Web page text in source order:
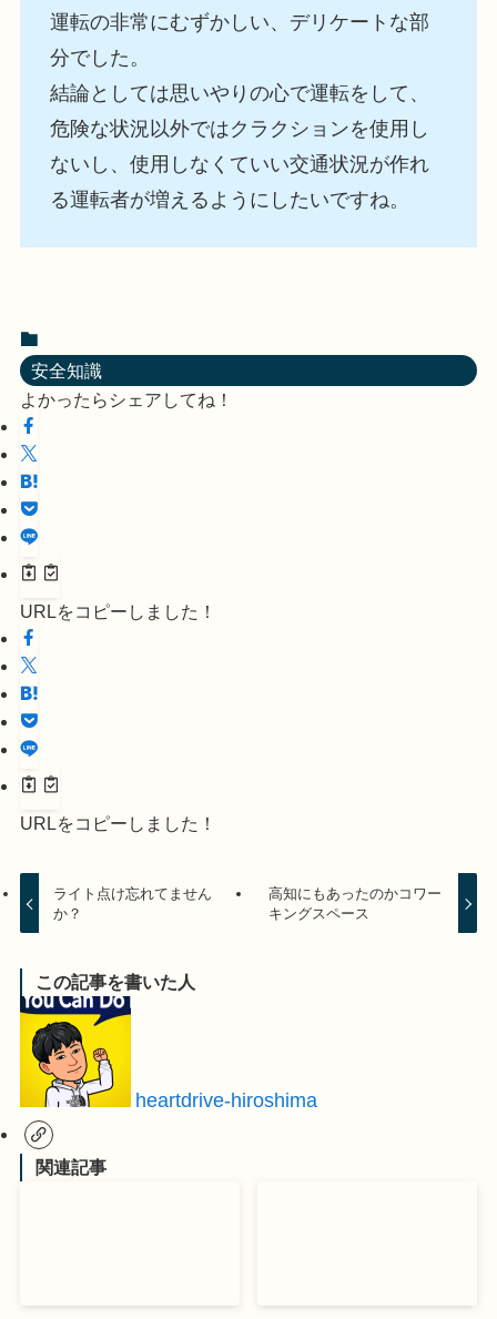
運転の非常にむずかしい、デリケートな部
分でした。
結論としては思いやりの心で運転をして、
危険な状況以外ではクラクションを使用し
ないし、使用しなくていい交通状況が作れ
る運転者が増えるようにしたいですね。
安全知識
よかったらシェアしてね！
URLをコピーしました！
URLをコピーしました！
ライト点け忘れてません
か？
高知にもあったのかコワー
キングスペース
この記事を書いた人
heartdrive-hiroshima
関連記事